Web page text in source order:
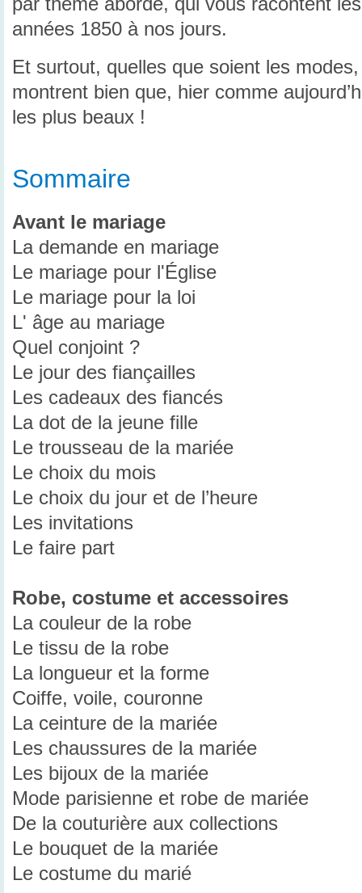
années 1850 à nos jours.
Et surtout, quelles que soient les
montrent bien que, hier comme
les plus beaux !
Sommaire
Avant le mariage
La demande en mariage
Le mariage pour l'Église
Le mariage pour la loi
L' âge au mariage
Quel conjoint ?
Le jour des fiançailles
Les cadeaux des fiancés
La dot de la jeune fille
Le trousseau de la mariée
Le choix du mois
Le choix du jour et de l’heure
Les invitations
Le faire part
Robe, costume et accessoires
La couleur de la robe
Le tissu de la robe
La longueur et la forme
Coiffe, voile, couronne
La ceinture de la mariée
Les chaussures de la mariée
Les bijoux de la mariée
Mode parisienne et robe de mariée
De la couturière aux collections
Le bouquet de la mariée
Le costume du marié